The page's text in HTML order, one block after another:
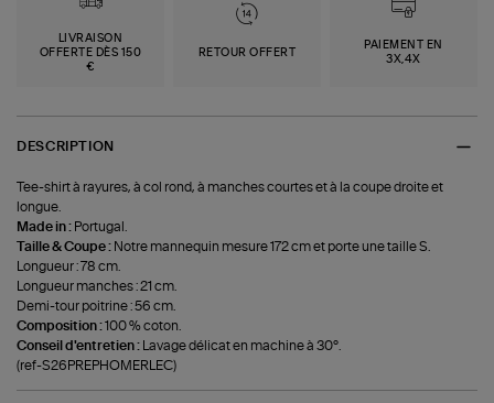
LIVRAISON
OFFERTE DÈS 150
€
RETOUR OFFERT
PAIEMENT EN
3X,4X
DESCRIPTION
Tee-shirt à rayures, à col rond, à manches courtes et à la coupe droite et
longue.
Made in : Portugal.
Taille & Coupe : Notre mannequin mesure 172 cm et porte une taille S.
Longueur : 78 cm.
Longueur manches : 21 cm.
Demi-tour poitrine : 56 cm.
Composition :100 % coton.
Conseil d'entretien :
Lavage délicat en machine à 30°.
(ref-S26PREPHOMERLEC)